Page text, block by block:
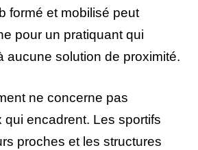
formé et mobilisé peut
pour un pratiquant qui
aucune solution de proximité.
ne concerne pas
qui encadrent. Les sportifs
proches et les structures